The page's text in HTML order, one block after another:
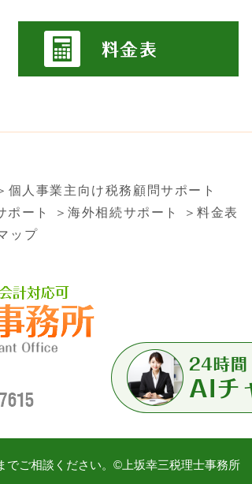
個人事業主向け税務顧問サポート
ポート ＞海外相続サポート
＞料金表
ップ
でご相談ください。©上坂幸三税理士事務所